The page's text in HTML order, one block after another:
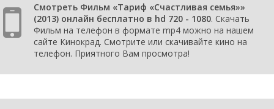
Смотреть Фильм «Тариф «Счастливая семья»»
(2013) онлайн бесплатно в hd 720 - 1080. Скачать
Фильм на телефон в формате mp4 можно на нашем
сайте Кинокрад. Смотрите или скачивайте кино на
телефон. Приятного Вам просмотра!